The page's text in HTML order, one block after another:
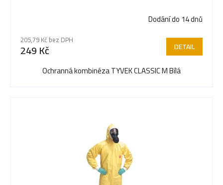
Dodání do 14 dnů
205,79 Kč bez DPH
249 Kč DETAIL
Ochranná kombinéza TYVEK CLASSIC M Bílá